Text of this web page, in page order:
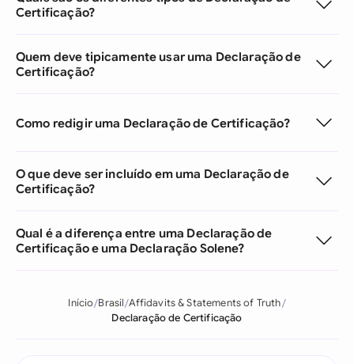
Certificação?
Quem deve tipicamente usar uma Declaração de
Certificação?
Como redigir uma Declaração de Certificação?
O que deve ser incluído em uma Declaração de
Certificação?
Qual é a diferença entre uma Declaração de
Certificação e uma Declaração Solene?
Início Brasil Affidavits & Statements of Truth
Declaração de Certificação